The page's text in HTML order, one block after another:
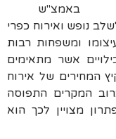
באמצ"ש
נופש ואירוח כפרי
ומשפחות רבות
אשר מתאימים
המחירים של אירוח
המקרים התפוסה
מצויין לכך הוא